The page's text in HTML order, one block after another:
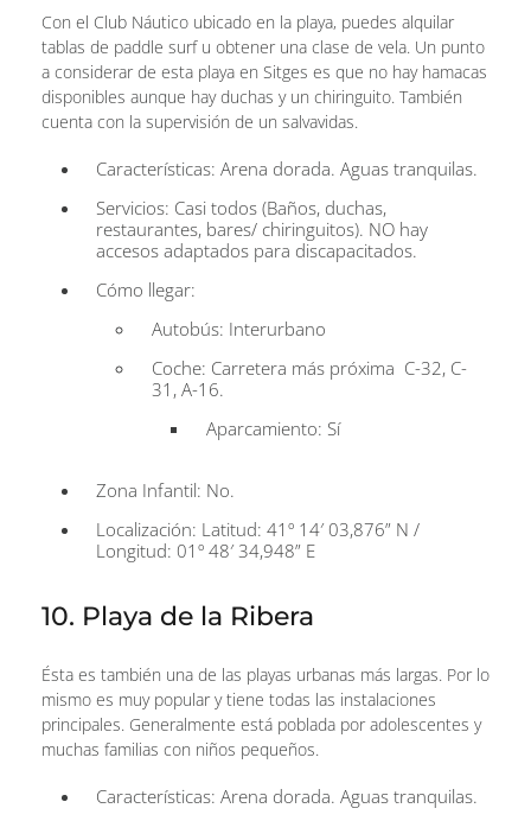
Con el Club Náutico ubicado en la playa, puedes alquilar
tablas de paddle surf u obtener una clase de vela. Un punto
a considerar de esta playa en Sitges es que no hay hamacas
disponibles aunque hay duchas y un chiringuito. También
cuenta con la supervisión de un salvavidas.
Características: Arena dorada. Aguas tranquilas.
Servicios: Casi todos (Baños, duchas,
restaurantes, bares/ chiringuitos). NO hay
accesos adaptados para discapacitados.
Cómo llegar:
Autobús: Interurbano
Coche: Carretera más próxima C-32, C-
31, A-16.
Aparcamiento: Sí
Zona Infantil: No.
Localización: Latitud: 41º 14′ 03,876” N /
Longitud: 01º 48′ 34,948” E
10. Playa de la Ribera
Ésta es también una de las playas urbanas más largas. Por lo
mismo es muy popular y tiene todas las instalaciones
principales. Generalmente está poblada por adolescentes y
muchas familias con niños pequeños.
Características: Arena dorada. Aguas tranquilas.